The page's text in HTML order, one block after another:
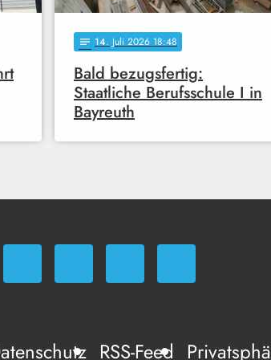
notes 14. Juli 2026 18:48
Bald bezugsfertig:
Staatliche Berufsschule I in
Bayreuth
RSS-Feed